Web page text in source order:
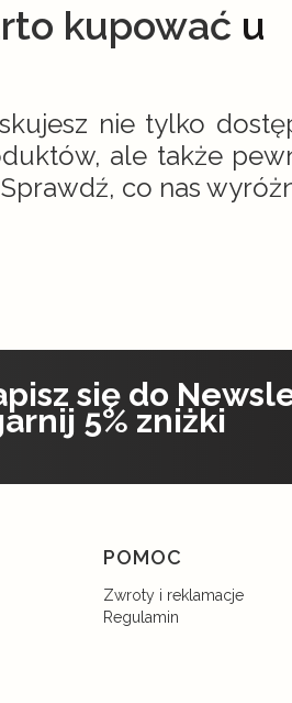
kupować u
nie tylko
ale także
co nas
się do
5% zniżki
Linki w stopce
POMOC
Zwroty i reklamacje
Regulamin